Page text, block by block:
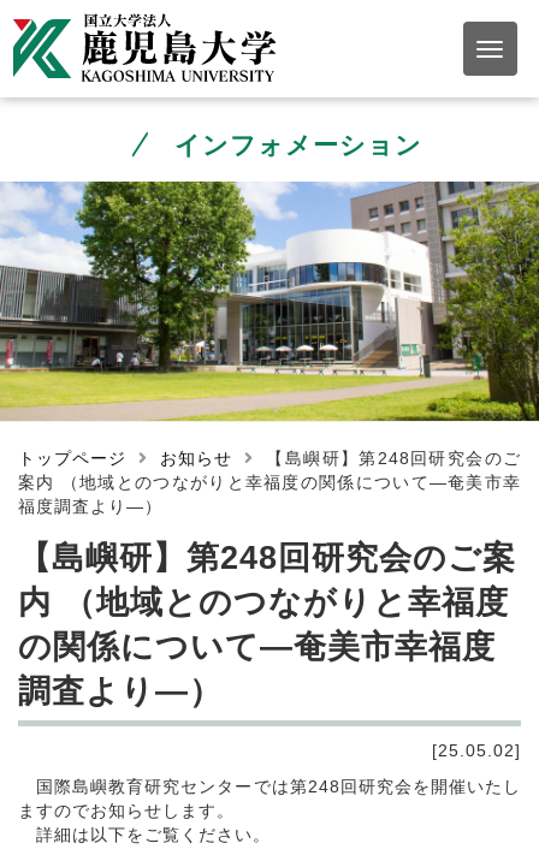
インフォメーション
トップページ お知らせ
【島嶼研】第248回研究会のご
案内 （地域とのつながりと幸福度の関係について―奄美市幸
福度調査より―）
【島嶼研】第248回研究会のご案
内 （地域とのつながりと幸福度
の関係について―奄美市幸福度
調査より―）
[25.05.02]
国際島嶼教育研究センターでは第248回研究会を開催いたし
ますのでお知らせします。
詳細は以下をご覧ください。